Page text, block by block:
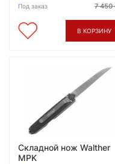
Под заказ 7 450
В КОРЗИНУ
Складной нож Walther
MPK